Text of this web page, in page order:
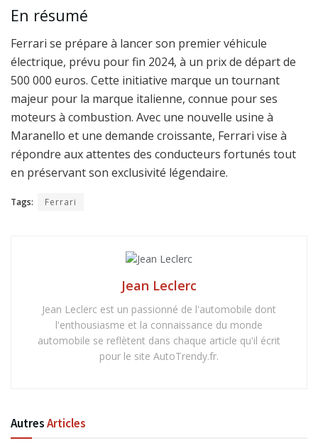
En résumé
Ferrari se prépare à lancer son premier véhicule
électrique, prévu pour fin 2024, à un prix de départ de
500 000 euros. Cette initiative marque un tournant
majeur pour la marque italienne, connue pour ses
moteurs à combustion. Avec une nouvelle usine à
Maranello et une demande croissante, Ferrari vise à
répondre aux attentes des conducteurs fortunés tout
en préservant son exclusivité légendaire.
Tags: Ferrari
Jean Leclerc
Jean Leclerc est un passionné de l'automobile dont
l'enthousiasme et la connaissance du monde
automobile se reflètent dans chaque article qu'il écrit
pour le site AutoTrendy.fr.
AutresArticles